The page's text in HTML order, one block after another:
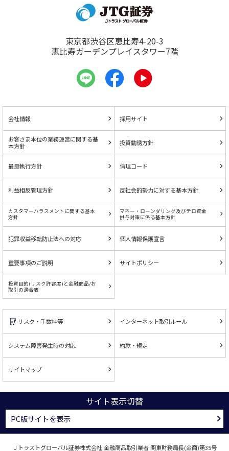
東京都渋谷区恵比寿4-20-3
恵比寿ガーデンプレイスタワー7階
会社情報 採用サイト
お客さま本位の業務運営に関する基
本方針
投資勧誘方針
最良執行方針 倫理コード
利益相反管理方針 反社会的勢力に対する基本方針
カスタマーハラスメントに関する基本
方針
マネー・ローンダリング及びテロ資金
供与対策に係る基本方針
犯罪収益移転防止法への対応 個人情報保護宣言
重要事項のご説明 サイトポリシー
投資目的(リスク許容度)と金融商品/お
取引の適合表
リスク・手数料等 インターネット取引ルール
システム障害発生時の対応 約款・規定
サイトマップ
サイト表示切替
PC版サイトを表示
Ｊトラストグローバル証券株式会社 金融商品取引業者 関東財務局長(金商)第35号